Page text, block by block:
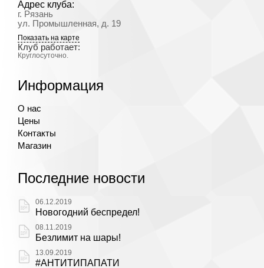
Адрес клуба:
г. Рязань
ул. Промышленная, д. 19
Показать на карте
Клуб работает:
Круглосуточно.
Информация
О нас
Цены
Контакты
Магазин
Последние новости
06.12.2019
Новогодний беспредел!
08.11.2019
Безлимит на шары!
13.09.2019
#АНТИТИПАПАТИ